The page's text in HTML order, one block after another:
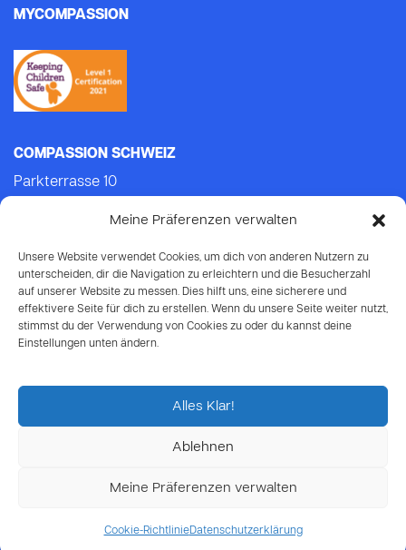
Meine Präferenzen verwalten
Unsere Website verwendet Cookies, um dich von anderen Nutzern zu
unterscheiden, dir die Navigation zu erleichtern und die Besucherzahl
auf unserer Website zu messen. Dies hilft uns, eine sicherere und
effektivere Seite für dich zu erstellen. Wenn du unsere Seite weiter nutzt,
stimmst du der Verwendung von Cookies zu oder du kannst deine
Einstellungen unten ändern.
Alles Klar!
Ablehnen
Meine Präferenzen verwalten
Cookie-RichtlinieDatenschutzerklärung
MYCOMPASSION
COMPASSION SCHWEIZ
Parkterrasse 10
Tel.: +41 (0)31 552 21 21 (Mo-Do: 9.00-14.00)
E-mail:info@compassion.ch
IBAN CH93 8080 8007 6814 3434 7
Deine Spende
an Compassion ist
steuerabzugsberechtigt.
© 2026 Compassion Schweiz